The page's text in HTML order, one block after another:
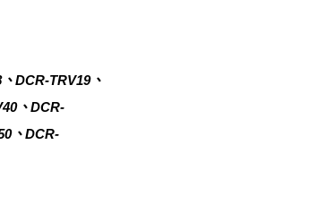
DCR-TRV19、
、DCR-
、DCR-